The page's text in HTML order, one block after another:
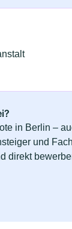
in Berlin –
und
direkt